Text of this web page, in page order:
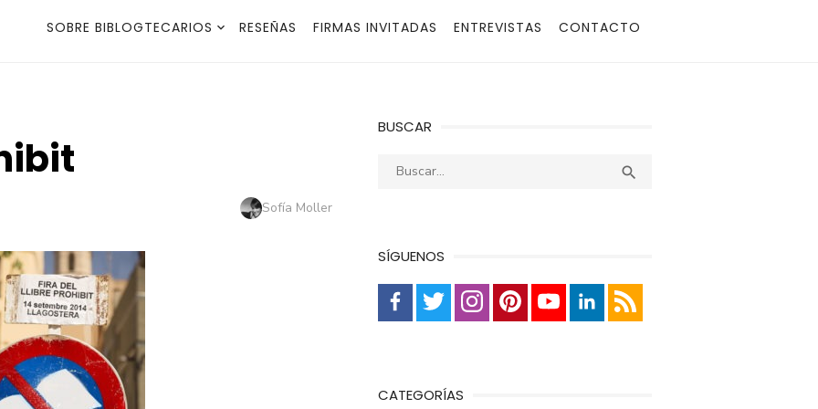
SOBRE BIBLOGTECARIOS RESEÑAS FIRMAS INVITADAS ENTREVISTAS CONTACTO
Autor
Sofía Moller
BUSCAR
Buscar: 
SÍGUENOS
CATEGORÍAS